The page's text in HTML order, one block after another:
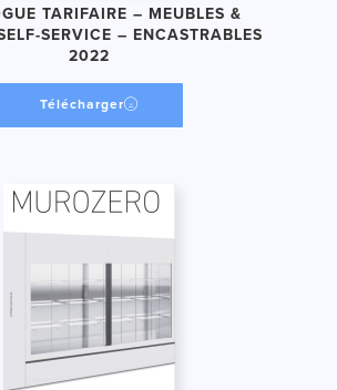
TARIFAIRE – MEUBLES &
SERVICE – ENCASTRABLES
2022
Télécharger